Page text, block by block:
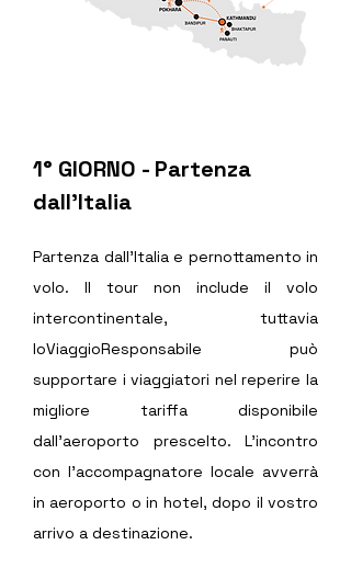
1° GIORNO - Partenza
dall'Italia
Partenza dall’Italia e pernottamento in
volo. ll tour non include il volo
intercontinentale, tuttavia
IoViaggioResponsabile può
supportare i viaggiatori nel reperire la
migliore tariffa disponibile
dall’aeroporto prescelto. L’incontro
con l’accompagnatore locale avverrà
in aeroporto o in hotel, dopo il vostro
arrivo a destinazione.